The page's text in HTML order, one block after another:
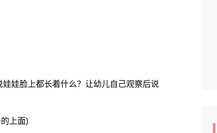
娃脸上都长着什么？让幼儿自己观察后说
上面)